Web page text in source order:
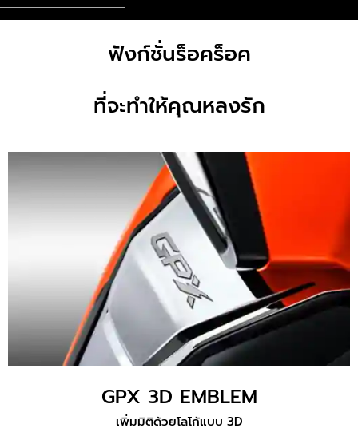
ฟังก์ชั่นร็อคร็อค
ที่จะทำให้คุณหลงรัก
GPX 3D EMBLEM
เพิ่มมิติด้วยโลโก้แบบ 3D